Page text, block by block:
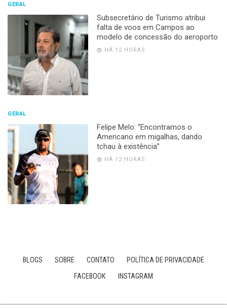
GERAL
Subsecretário de Turismo atribui
falta de voos em Campos ao
modelo de concessão do aeroporto
HÁ 12 HORAS
GERAL
Felipe Melo: “Encontramos o
Americano em migalhas, dando
tchau à existência”
HÁ 12 HORAS
BLOGS SOBRE CONTATO
POLÍTICA DE PRIVACIDADE
FACEBOOK
INSTAGRAM